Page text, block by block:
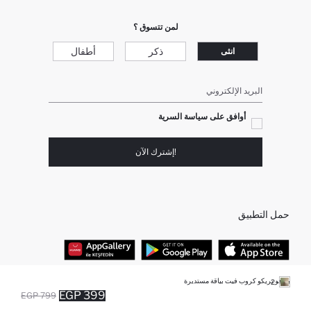
بلوفر تريكو كروب فيت بياقة مستديرة
799 EGP 399 EGP
+2
لمن تتسوق ؟
انثى ذكر أطفال
البريد الإلكتروني
أوافق على سياسة السرية
!إشترك الآن
حمل التطبيق